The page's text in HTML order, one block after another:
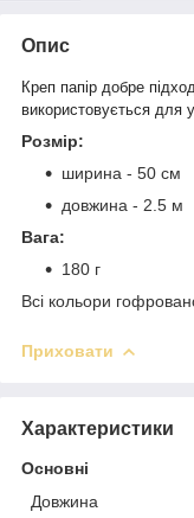
Опис
Креп папір добре
використовується для
Розмір:
ширина - 50 см
довжина - 2.5 м
Вага:
180 г
Всі кольори
Приховати
Характеристики
Основні
Довжина